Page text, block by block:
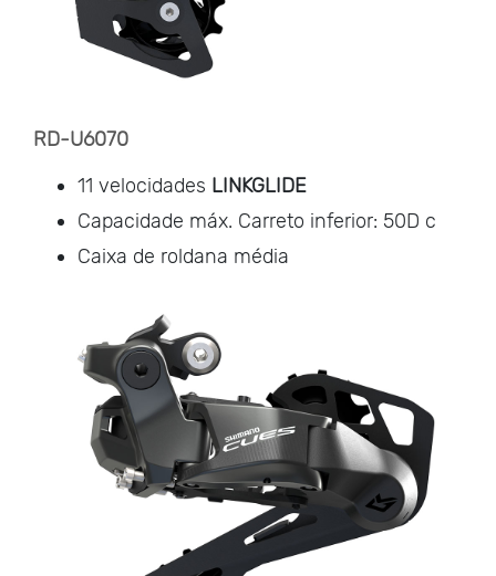
RD-U6070
11 velocidades LINKGLIDE
Capacidade máx. Carreto inferior: 50D c
Caixa de roldana média